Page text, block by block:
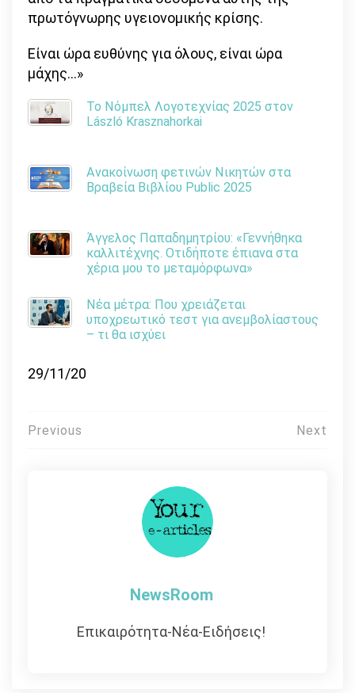
πρωτόγνωρης υγειονομικής κρίσης.
Είναι ώρα ευθύνης για όλους, είναι ώρα
μάχης…»
Το Νόμπελ Λογοτεχνίας 2025 στον
László Krasznahorkai
Ανακοίνωση φετινών Νικητών στα
Βραβεία Βιβλίου Public 2025
Άγγελος Παπαδημητρίου: «Γεννήθηκα
καλλιτέχνης. Οτιδήποτε έπιανα στα
χέρια μου το μεταμόρφωνα»
Νέα μέτρα: Που χρειάζεται
υποχρεωτικό τεστ για ανεμβολίαστους
– τι θα ισχύει
29/11/20
Πλοήγηση
Previous Next
NewsRoom
Επικαιρότητα-Νέα-Ειδήσεις!